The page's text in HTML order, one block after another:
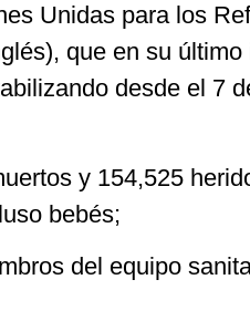
Unidas para los
que en su
desde el 7
y 154,525
bebés;
del equipo